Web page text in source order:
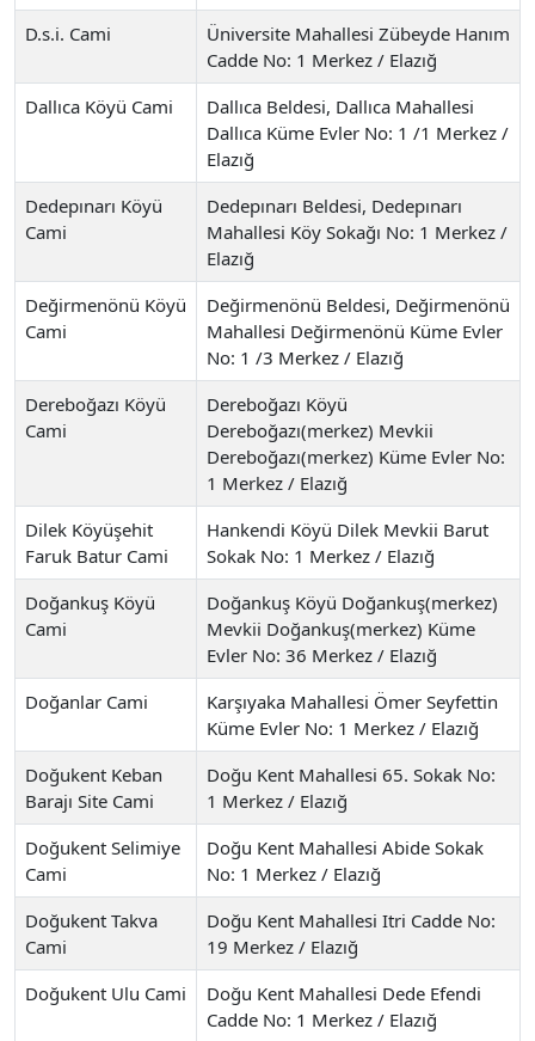
D.s.i. Cami
Üniversite Mahallesi Zübeyde Hanım
Cadde No: 1 Merkez / Elazığ
Dallıca Köyü Cami
Dallıca Beldesi, Dallıca Mahallesi
Dallıca Küme Evler No: 1 /1 Merkez /
Elazığ
Dedepınarı Köyü
Cami
Dedepınarı Beldesi, Dedepınarı
Mahallesi Köy Sokağı No: 1 Merkez /
Elazığ
Değirmenönü Köyü
Cami
Değirmenönü Beldesi, Değirmenönü
Mahallesi Değirmenönü Küme Evler
No: 1 /3 Merkez / Elazığ
Dereboğazı Köyü
Cami
Dereboğazı Köyü
Dereboğazı(merkez) Mevkii
Dereboğazı(merkez) Küme Evler No:
1 Merkez / Elazığ
Dilek Köyüşehit
Faruk Batur Cami
Hankendi Köyü Dilek Mevkii Barut
Sokak No: 1 Merkez / Elazığ
Doğankuş Köyü
Cami
Doğankuş Köyü Doğankuş(merkez)
Mevkii Doğankuş(merkez) Küme
Evler No: 36 Merkez / Elazığ
Doğanlar Cami
Karşıyaka Mahallesi Ömer Seyfettin
Küme Evler No: 1 Merkez / Elazığ
Doğukent Keban
Barajı Site Cami
Doğu Kent Mahallesi 65. Sokak No:
1 Merkez / Elazığ
Doğukent Selimiye
Cami
Doğu Kent Mahallesi Abide Sokak
No: 1 Merkez / Elazığ
Doğukent Takva
Cami
Doğu Kent Mahallesi Itri Cadde No:
19 Merkez / Elazığ
Doğukent Ulu Cami
Doğu Kent Mahallesi Dede Efendi
Cadde No: 1 Merkez / Elazığ